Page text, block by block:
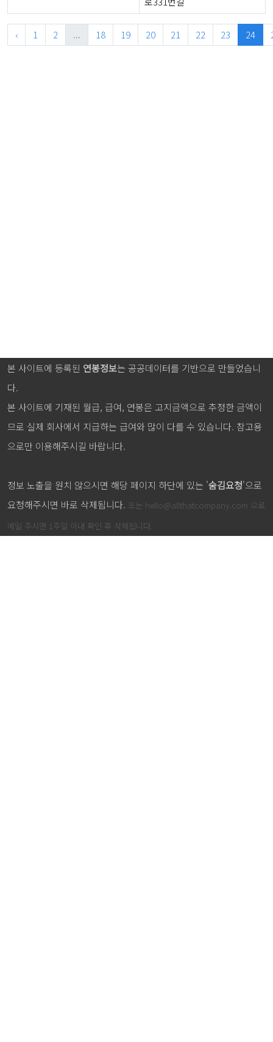
‹ 1 2 ... 18 19 20 21 22 23 24
본 사이트에 등록된 연봉정보는 공공데이터를 기반으로 만들었습니
다.
본 사이트에 기재된 월급, 급여, 연봉은 고지금액으로 추정한 금액이
므로 실제 회사에서 지급하는 급여와 많이 다를 수 있습니다. 참고용
으로만 이용해주시길 바랍니다.
정보 노출을 원치 않으시면 해당 페이지 하단에 있는 '숨김요청'으로
요청해주시면 바로 삭제됩니다. 또는 hello@allthatcompany.com 으로
메일 주시면 1주일 이내 확인 후 삭제됩니다.